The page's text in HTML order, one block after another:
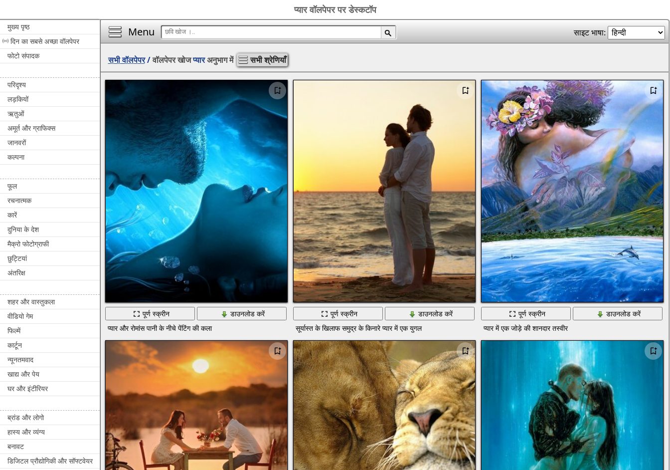
प्यार वॉलपेपर पर डेस्कटॉप
मुख्य पृष्ठ
दिन का सबसे अच्छा वॉलपेपर
फोटो संपादक
परिदृश्य
लड़कियों
ऋतुओं
अमूर्त और ग्राफिक्स
जानवरों
कल्पना
फूल
रचनात्मक
कारें
दुनिया के देश
मैक्रो फोटोग्राफी
छुट्टियां
अंतरिक्ष
शहर और वास्तुकला
वीडियो गेम
फिल्में
कार्टून
न्यूनतमवाद
खाद्य और पेय
घर और इंटीरियर
ब्रांड और लोगो
हास्य और व्यंग्य
बनावट
डिजिटल प्रौद्योगिकी और सॉफ्टवेयर
Menu साइट भाषा:
सभी वॉलपेपर/वॉलपेपर खोजप्यारअनुभाग में सभी श्रेणियाँ
पूर्ण स्क्रीन
डाउनलोड करें
प्यार और रोमांस पानी के नीचे पेंटिंग की कला
पूर्ण स्क्रीन
डाउनलोड करें
सूर्यास्त के खिलाफ समुद्र के किनारे प्यार में एक युगल
पूर्ण स्क्रीन
डाउनलोड करें
प्यार में एक जोड़े की शानदार तस्वीर